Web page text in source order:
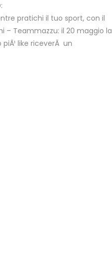
pratichi il tuo sport, con il
– Teammazzu: il 20 maggio la
like riceverÃ un